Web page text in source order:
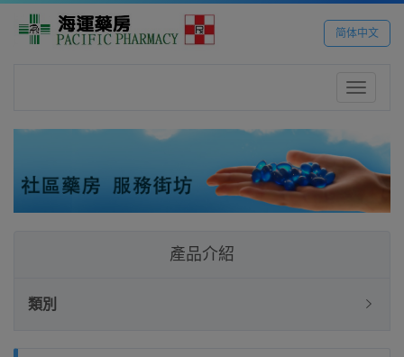
简体中文
Toggle
產品介紹
類別